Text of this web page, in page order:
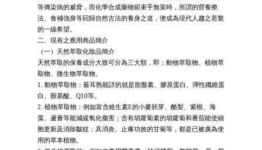
等傳染病的威脅，而化學合成藥物卻束手無策時，所謂的營養療
法、食補強身等回歸自然古法的養身之道，便成為現代人趨之若鶩
的一線希望。
二、現有之應用商品簡介
（一）天然萃取化妝品簡介
天然萃取的保養成分大致可分為三大類，即：動物萃取物、植物萃
取物、微生物萃取物。
1. 動物萃取物：最耳熟能詳的就是胎盤素、膠原蛋白、彈性纖維蛋
白、胺基酸、Q10等。
2. 植物萃取物：例如富含維生素E的小麥胚芽、酪梨、紫根、海
藻、蘆薈等能減緩氧化傷害；含有胡蘿蔔素的胡蘿蔔和番茄能使細
胞更新及消除皺紋；具消炎、止癢功效的甘菊等，都是已被廣為使
用的草本植物。